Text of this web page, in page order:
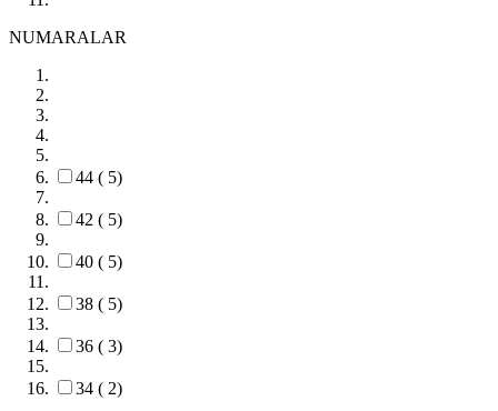
NUMARALAR
44 ( 5)
42 ( 5)
40 ( 5)
38 ( 5)
36 ( 3)
34 ( 2)